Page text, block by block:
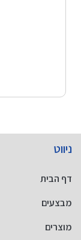
ניווט
דף הבית
מבצעים
מוצרים